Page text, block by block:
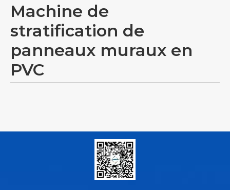
Machine de
stratification de
panneaux muraux en
PVC